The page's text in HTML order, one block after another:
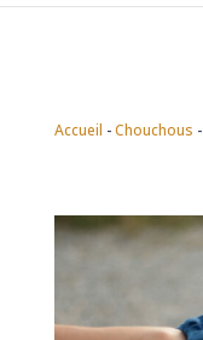
Accueil -Chouchous -